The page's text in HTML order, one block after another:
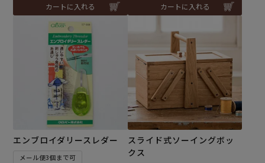
カートに入れる カートに入れる
エンブロイダリースレダー
メール便3個まで可
スライド式ソーイングボッ
クス